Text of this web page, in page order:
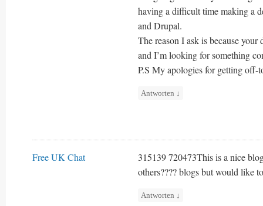
having a difficult time making a
and Drupal.
The reason I ask is because
and I’m looking for something
P.S My apologies for getting off-
Antworten ↓
Free UK Chat
315139 720473This is a nice
others???? blogs but would like
Antworten ↓